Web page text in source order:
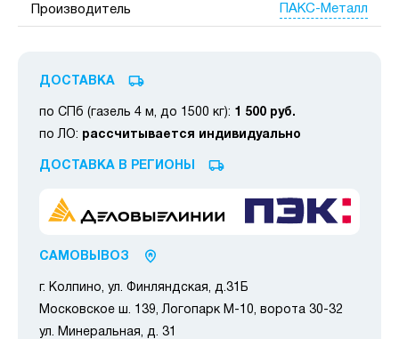
Производитель ПАКС-Металл
ДОСТАВКА
по СПб (газель 4 м, до 1500 кг): 1 500 руб.
по ЛО: рассчитывается индивидуально
ДОСТАВКА В РЕГИОНЫ
САМОВЫВОЗ
г. Колпино, ул. Финляндская, д.31Б
Московское ш. 139, Логопарк М-10, ворота 30-32
ул. Минеральная, д. 31